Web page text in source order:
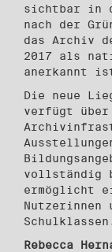
sichtbar in
nach der
das Archiv
2017 als
anerkannt
Die neue
verfügt über
vollständig
ermöglicht
Nutzerinnen
Rebecca